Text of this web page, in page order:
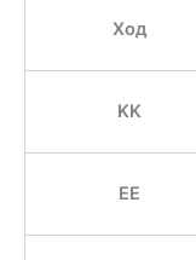
Ход
KK
EE